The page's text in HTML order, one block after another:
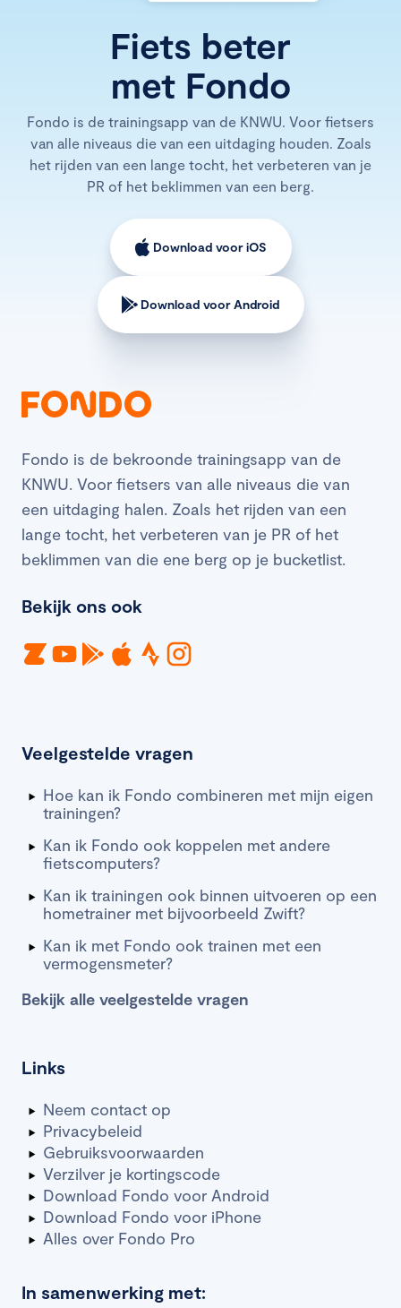
Fiets beter
met Fondo
Fondo is de trainingsapp van de KNWU. Voor fietsers
van alle niveaus die van een uitdaging houden. Zoals
het rijden van een lange tocht, het verbeteren van je
PR of het beklimmen van een berg.
Download voor iOS
Download voor Android
Fondo is de bekroonde trainingsapp van de
KNWU. Voor fietsers van alle niveaus die van
een uitdaging halen. Zoals het rijden van een
lange tocht, het verbeteren van je PR of het
beklimmen van die ene berg op je bucketlist.
Bekijk ons ook
Links
Neem contact op
Privacybeleid
Gebruiksvoorwaarden
Verzilver je kortingscode
Download Fondo voor Android
Download Fondo voor iPhone
Alles over Fondo Pro
Veelgestelde vragen
Hoe kan ik Fondo combineren met mijn eigen
trainingen?
Kan ik Fondo ook koppelen met andere
fietscomputers?
Kan ik trainingen ook binnen uitvoeren op een
hometrainer met bijvoorbeeld Zwift?
Kan ik met Fondo ook trainen met een
vermogensmeter?
Bekijk alle veelgestelde vragen
In samenwerking met: